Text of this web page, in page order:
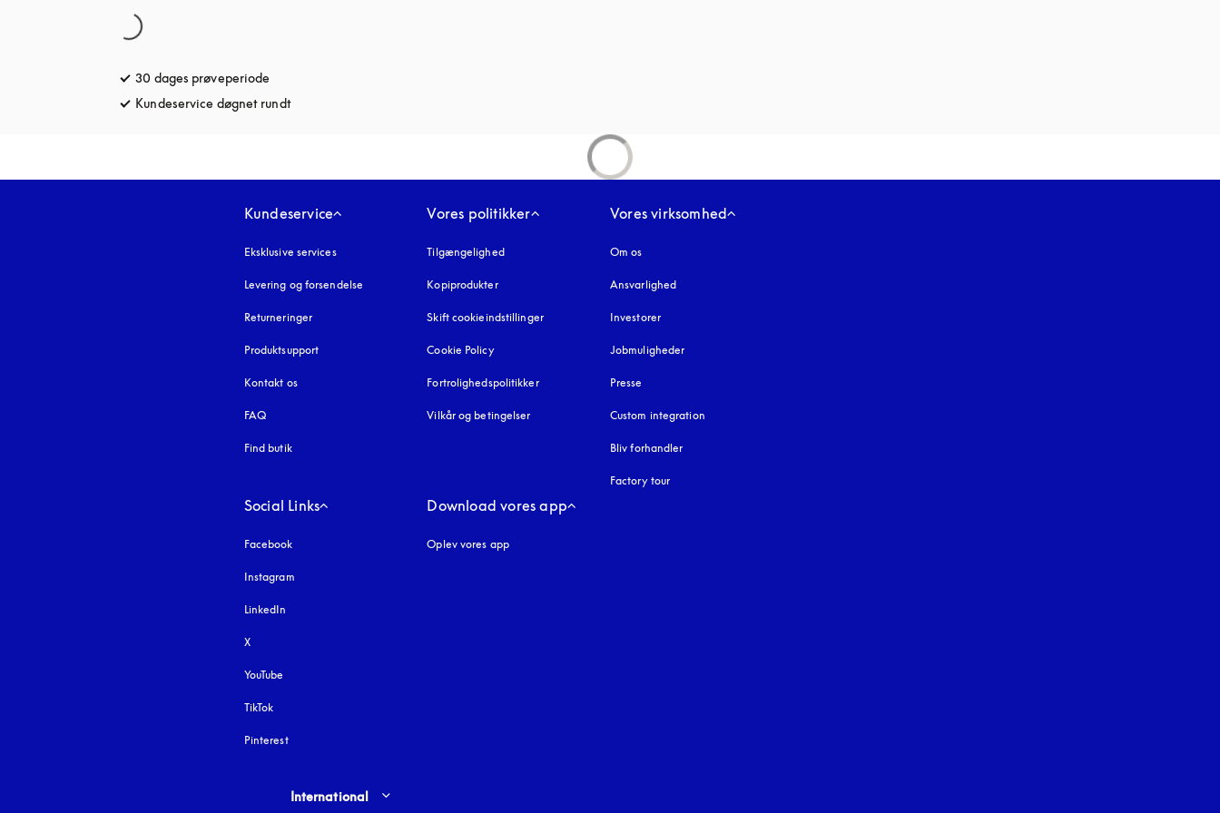
30 dages prøveperiode
Kundeservice døgnet rundtåbnes under en ny fane
Kundeservice
Eksklusive services
Levering og forsendelse
Returneringer
Produktsupport
Kontakt os
FAQ
Find butik
Vores politikker
Tilgængelighedåbnes under en ny fane
Kopiprodukteråbnes under en ny fane
Skift cookieindstillinger
Cookie Policyåbnes under en ny fane
Fortrolighedspolitikkeråbnes under en ny fane
Vilkår og betingelser
Vores virksomhed
Om os
Ansvarlighed
Investorer
Jobmuligheder
Presse
Custom integration
Bliv forhandler
Factory tour
Social Links
Facebook
Instagram
LinkedIn
X
YouTube
TikTok
Pinterest
Download vores app
Oplev vores app
Select country and language
International